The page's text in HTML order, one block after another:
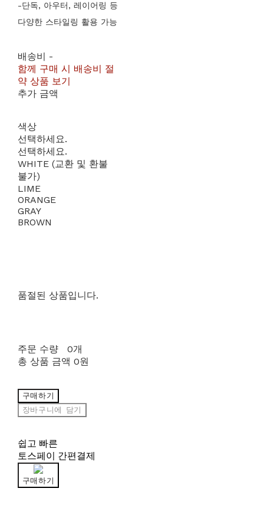
-단독, 아우터, 레이어링 등
다양한 스타일링 활용 가능
배송비 -
함께 구매 시 배송비 절
약 상품 보기
추가 금액
색상
선택하세요.
선택하세요.
WHITE (교환 및 환불
불가)
LIME
ORANGE
GRAY
BROWN
품절된 상품입니다.
주문 수량
0개
총 상품 금액 0원
구매하기
장바구니에 담기
쉽고 빠른
토스페이 간편결제
구매하기